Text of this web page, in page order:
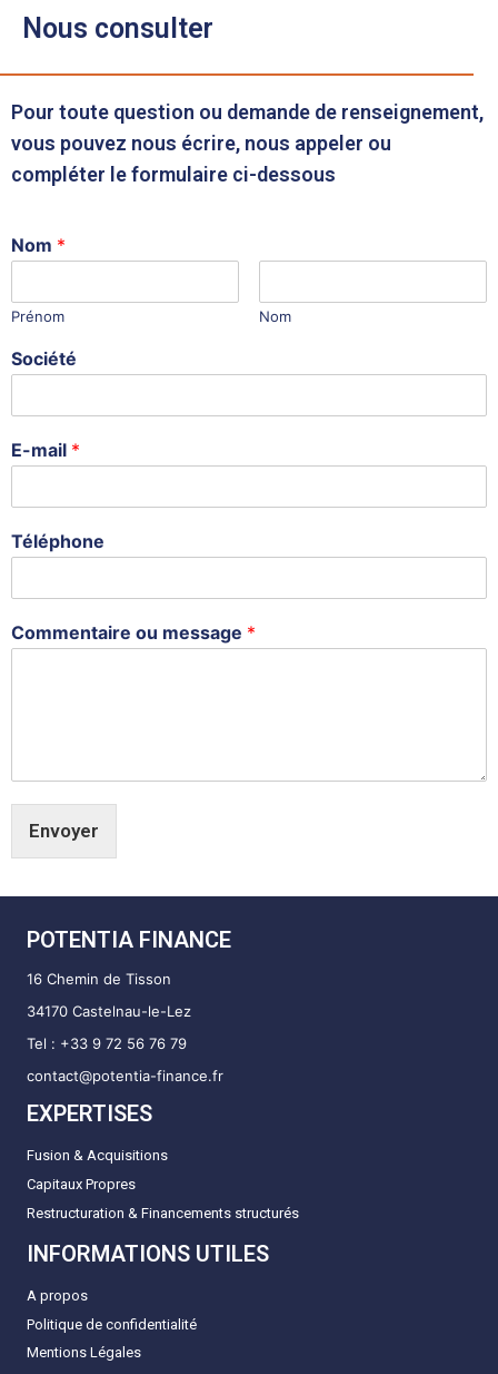
Nous consulter
Pour toute question ou demande de renseignement,
vous pouvez nous écrire, nous appeler ou
compléter le formulaire ci-dessous
Nom *
Prénom Nom
Société
E-mail *
Téléphone
Commentaire ou message *
Envoyer
POTENTIA FINANCE
16 Chemin de Tisson
34170 Castelnau-le-Lez
Tel : +33 9 72 56 76 79
contact@potentia-finance.fr
EXPERTISES
Fusion & Acquisitions
Capitaux Propres
Restructuration & Financements structurés
INFORMATIONS UTILES
A propos
Politique de confidentialité
Mentions Légales